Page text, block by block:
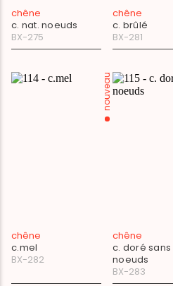
chêne
c. nat. noeuds
BX-275
chêne
c. brûlé
BX-281
chêne
c.mel
BX-282
nouveau
chêne
c. doré sans
noeuds
BX-283